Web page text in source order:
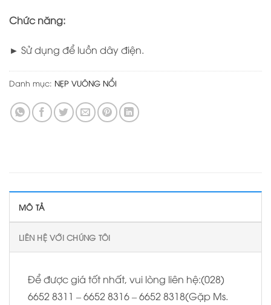
Chức năng:
► Sử dụng để luồn dây điện.
Danh mục: NẸP VUÔNG NỔI
MÔ TẢ
LIÊN HỆ VỚI CHÚNG TÔI
Để được giá tốt nhất, vui lòng liên hệ:(028)
6652 8311 – 6652 8316 – 6652 8318(Gặp Ms.